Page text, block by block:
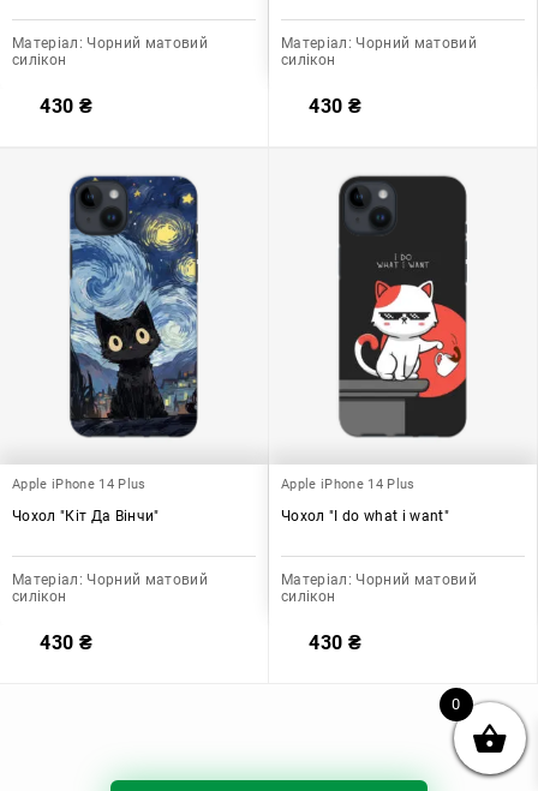
Матеріал: Чорний матовий
силікон
430 ₴
Матеріал: Чорний матовий
силікон
430 ₴
Apple iPhone 14 Plus
Чохол "Кіт Да Вінчи"
Матеріал: Чорний матовий
силікон
430 ₴
Apple iPhone 14 Plus
Чохол "I do what i want"
Матеріал: Чорний матовий
силікон
430 ₴
0